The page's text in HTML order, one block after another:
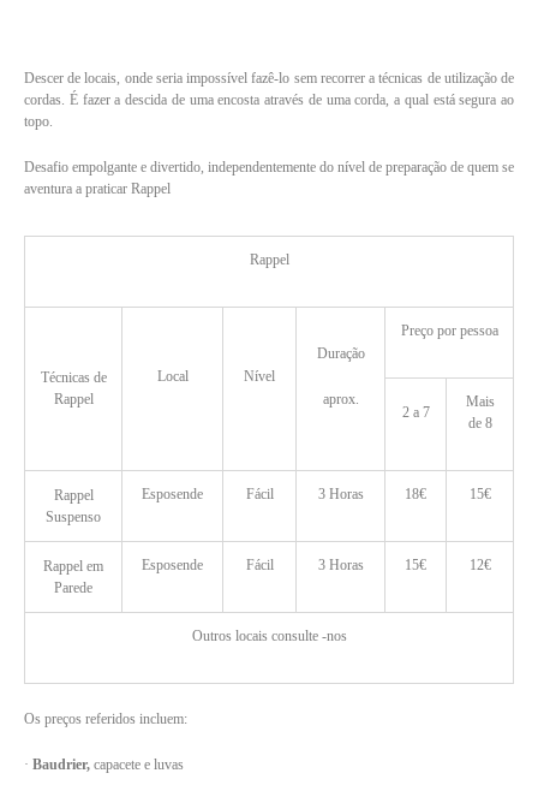
Descer de locais, onde seria impossível fazê-lo sem recorrer a técnicas de utilização de
cordas. É fazer a descida de uma encosta através de uma corda, a qual está segura ao
topo.
Desafio empolgante e divertido, independentemente do nível de preparação de quem se
aventura a praticar Rappel
Rappel
Técnicas de
Rappel
Local Nível
Duração
aprox.
Preço por pessoa
2 a 7
Mais
de 8
Rappel
Suspenso
Esposende Fácil 3 Horas 18€ 15€
Rappel em
Parede
Esposende Fácil 3 Horas 15€ 12€
Outros locais consulte -nos
Os preços referidos incluem:
· Baudrier, capacete e luvas